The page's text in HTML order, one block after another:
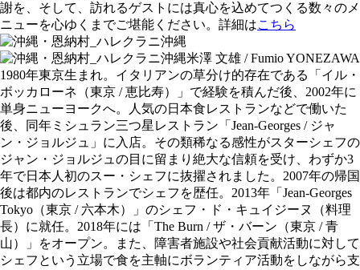
謝を、そして、訪れるゲストには真心を込めてつくる数々のメ
ニューを心ゆくまでご堪能ください。詳細はこちら
米澤 文雄 / Fumio YONEZAWA
1980年東京生まれ。イタリアンの草分け的存在である「イル・
ボッカローネ（東京 / 恵比寿）」で経験を積んだ後、2002年に
単身ニューヨークへ。人気の日本食レストランなどで働いた
後、同年ミシュラン三つ星レストラン「Jean-Georges / ジャ
ン・ジョルジュ」に入店。その類稀なる感性がスターシェフの
ジャン・ジョルジュの目に留まり絶大な信頼を受け、わずか3
年で日本人初のスー・シェフに抜擢されました。2007年の帰国
後は都内のレストランでシェフを歴任。2013年「Jean-Georges
Tokyo（東京 / 六本木）」のシェフ・ド・キュイジーヌ（料理
長）に就任。2018年には「The Burn / ザ・バーン（東京 / 青
山）」をオープン。また、障害者施設や社会貢献活動に対して
シェフという立場で食を主軸にボランティア活動をしながら支